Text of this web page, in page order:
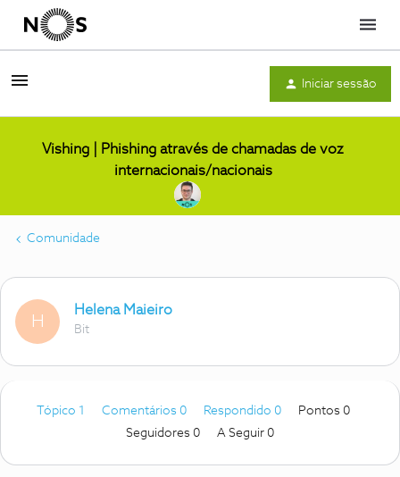
Menu
Iniciar sessão
Vishing | Phishing através de chamadas de voz
internacionais/nacionais
Comunidade
H
Helena Maieiro
Bit
Tópico 1 Comentários 0 Respondido 0
Pontos 0
Seguidores 0 A Seguir 0